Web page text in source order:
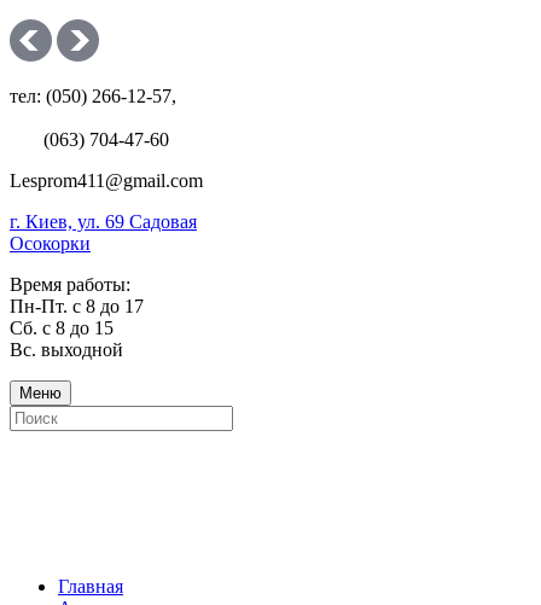
тел: (050) 266-12-57,
(063) 704-47-60
Lesprom411@gmail.com
г. Киев, ул. 69 Садовая
Осокорки
Время работы:
Пн-Пт. с 8 до 17
Сб. с 8 до 15
Вс. выходной
Меню
Главная